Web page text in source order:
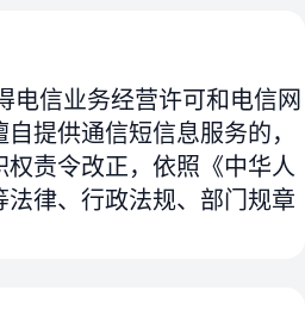
电信业务经营许可和电信网
提供通信短信息服务的，
责令改正，依照《中华人
律、行政法规、部门规章